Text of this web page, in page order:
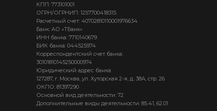
КПП: 773101001
ОГРН/ОГРНИП: 1257700418315
Расчетный счет: 40702810110001976634
Банк: АО «ТБанк»
ИНН банка: 7710140679
БИК банка: 044525974
Корреспондентский счет банка:
30101810145250000974
Юридический адрес банка:
127287, г. Москва, ул. Хуторская 2-я, д. 38А, стр. 26
ОКПО: 81397290
Основной вид деятельности: 72
Дополнительные виды деятельности: 85.41, 62.01